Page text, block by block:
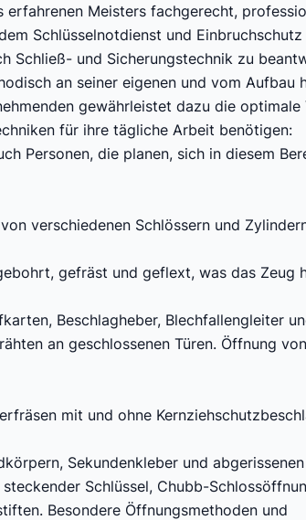
Meisters fachgerecht,
Schlüsselnotdienst und Einbruchschutz
Schließ- und Sicherungstechnik zu
an seiner eigenen und vom Aufbau
gewährleistet dazu die optimale
für ihre tägliche Arbeit benötigen:
Personen, die planen, sich in diesem
verschiedenen Schlössern und
gefräst und geflext, was das Zeug
Beschlagheber, Blechfallengleiter
an geschlossenen Türen. Öffnung
mit und ohne
Sekundenkleber und
Schlüssel, Chubb-
Besondere Öffnungsmethoden und